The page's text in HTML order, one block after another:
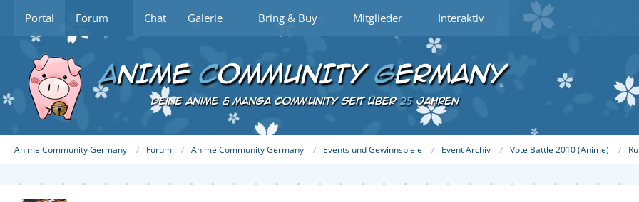
Portal Forum Chat Galerie Bring & Buy Mitglieder Interaktiv
Anime Community Germany Forum Anime Community Germany Events und Gewinnspiele Event Archiv Vote Battle 2010 (Anime)